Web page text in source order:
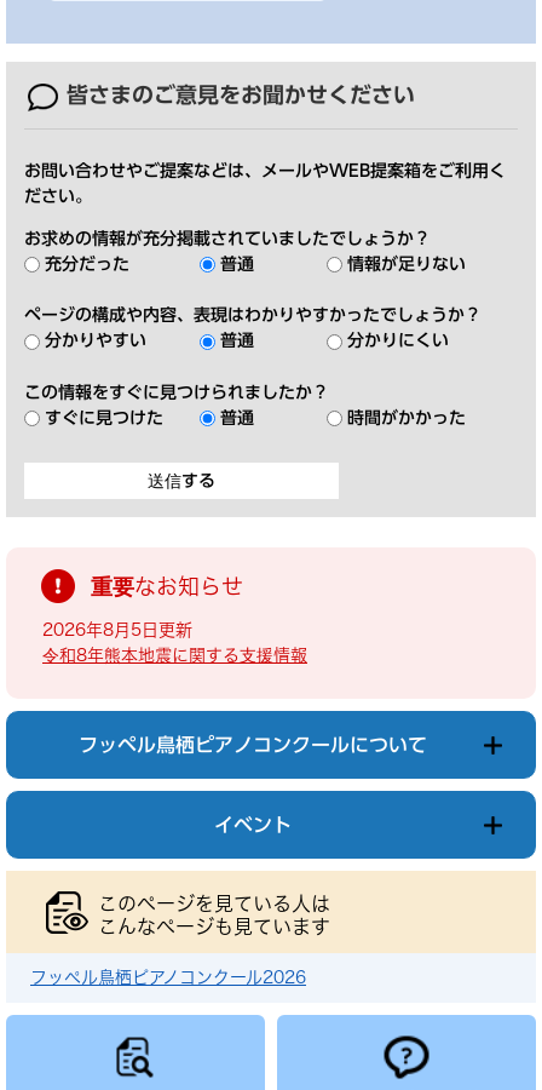
皆さまのご意見をお聞かせください
お問い合わせやご提案などは、メールやWEB提案箱をご利用く
ださい。
お求めの情報が充分掲載されていましたでしょうか？
充分だった
普通 情報が足りない
ページの構成や内容、表現はわかりやすかったでしょうか？
分かりやすい
普通 分かりにくい
この情報をすぐに見つけられましたか？
すぐに見つけた
普通 時間がかかった
重要なお知らせ
2026年8月5日更新
令和8年熊本地震に関する支援情報
フッペル鳥栖ピアノコンクールについて
イベント
このページを見ている人は
こんなページも見ています
フッペル鳥栖ピアノコンクール2026